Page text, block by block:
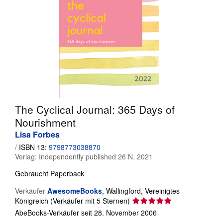
Kunst & Sammlerstücke
Verkäufer werden
The Cyclical Journal: 365 Days of
Nourishment
Lisa Forbes
/ ISBN 13: 9798773038870
Verlag: Independently published 26 N, 2021
Gebraucht Paperback
Verkäufer AwesomeBooks, Wallingford, Vereinigtes
Königreich (Verkäufer mit 5 Sternen) Verkäuferbewertung
5
AbeBooks-Verkäufer seit 28. November 2006